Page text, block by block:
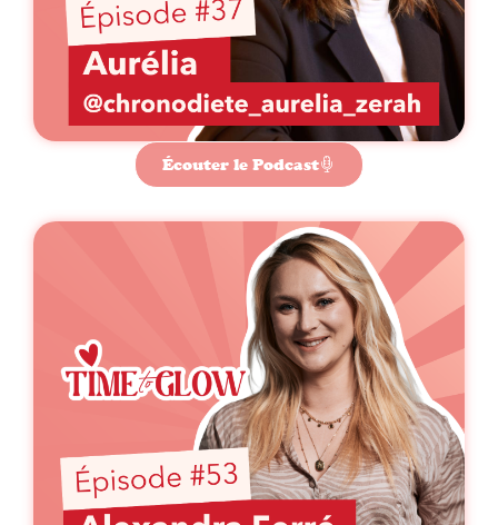
Écouter le Podcast